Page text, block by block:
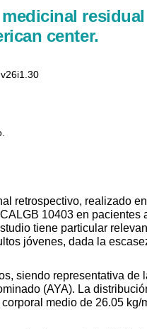
residual
center.
retrospectivo, realizado
10403 en pacientes
tiene particular
jóvenes, dada la
siendo representativa de
(AYA). La
medio de 26.05 kg/